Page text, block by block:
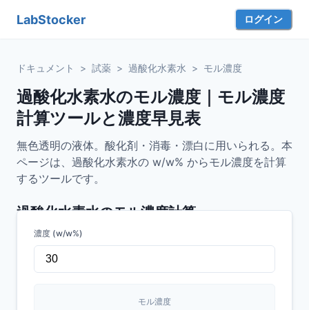
LabStocker ログイン
ドキュメント > 試薬 > 過酸化水素水 > モル濃度
過酸化水素水のモル濃度｜モル濃度
計算ツールと濃度早見表
無色透明の液体。酸化剤・消毒・漂白に用いられる。本
ページは、過酸化水素水の w/w% からモル濃度を計算
するツールです。
過酸化水素水のモル濃度計算
濃度 (w/w%)
モル濃度